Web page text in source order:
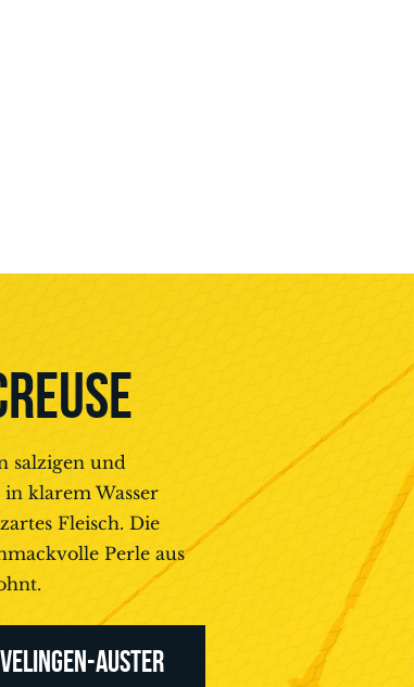
salzigen und
klarem Wasser
Fleisch. Die
Perle aus
AUSTER